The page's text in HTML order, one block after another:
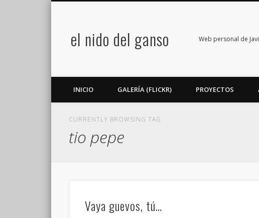
el nido del ganso Web personal de
LinkedIn
INICIO GALERÍA (FLICKR) PROYECTOS
CURRENTLY BROWSING TAG
tio pepe
Vaya guevos, tú…